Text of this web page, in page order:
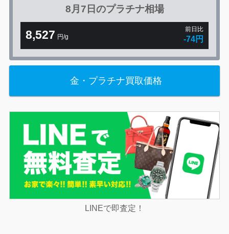
8月7日のプラチナ相場
8,527 円/g
前日比
-74円
金・プラチナ買取価格
LINEで即査定！